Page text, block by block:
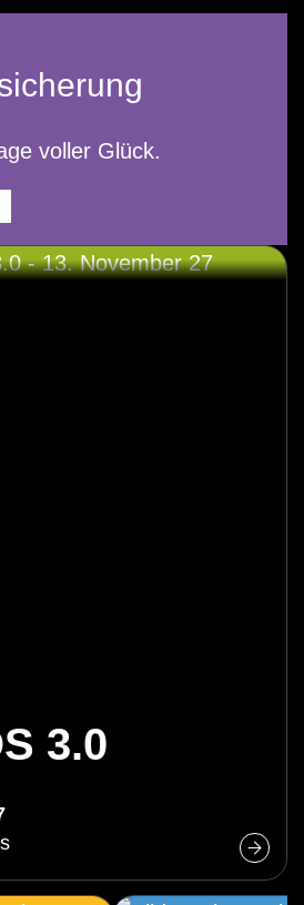
voller Glück.
3.0